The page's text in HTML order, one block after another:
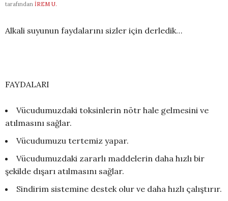
tarafından İREM U.
Alkali suyunun faydalarını sizler için derledik…
FAYDALARI
Vücudumuzdaki toksinlerin nötr hale gelmesini ve
atılmasını sağlar.
Vücudumuzu tertemiz yapar.
Vücudumuzdaki zararlı maddelerin daha hızlı bir
şekilde dışarı atılmasını sağlar.
Sindirim sistemine destek olur ve daha hızlı çalıştırır.